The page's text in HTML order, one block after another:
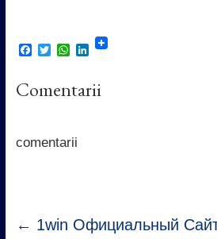
F
e
b
k
T
t
t
W
t
s
p
L
k
e
Comentarii
comentarii
← 1win Официальный